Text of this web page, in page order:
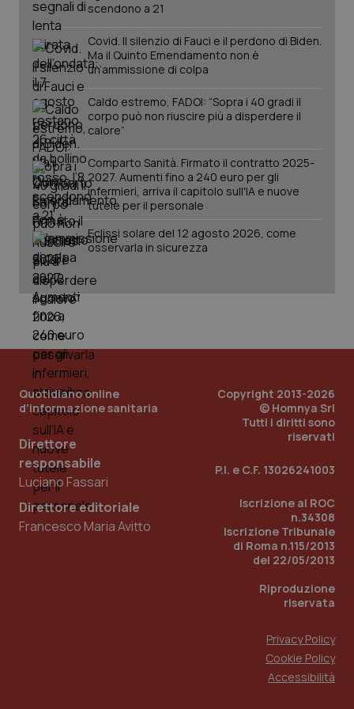
Salute orale & impianti
Sangue & coagulazione
Tiroide
Tumore al seno
Tumore ovarico
Tumori del Polmone & Testa Collo
Tumori gastrointestinali
Ulcera & Reflusso
Vaccini
scendono a 21
Covid. Il silenzio di Fauci e il perdono di Biden.
Ma il Quinto Emendamento non è
un’ammissione di colpa
Caldo estremo, FADOI: “Sopra i 40 gradi il
corpo può non riuscire più a disperdere il
calore”
Comparto Sanità. Firmato il contratto 2025-
2027. Aumenti fino a 240 euro per gli
infermieri, arriva il capitolo sull'IA e nuove
tutele per il personale
Eclissi solare del 12 agosto 2026, come
osservarla in sicurezza
Quotidiano online
d'informazione sanitaria
Direttore
responsabile
Luciano Fassari
Direttore editoriale
Francesco Maria Avitto
Copyright 2013-2026
© Homnya Srl
Tutti i diritti sono
riservati
P.I. e C.F. 13026241003
Iscrizione al ROC
n.34308
Iscrizione Tribunale
di Roma n.115/2013
del 22/05/2013
Riproduzione
riservata
Privacy Policy
Cookie Policy
Accessibilità
CookieScriptConsent
tracking-sites-ironfish-
tracking-enable
session-id
www.quotidianosanita.it
_ga
.quotidianosanita.it
1
mese